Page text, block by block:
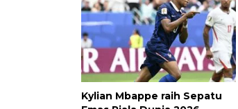
Kylian Mbappe raih Sepatu